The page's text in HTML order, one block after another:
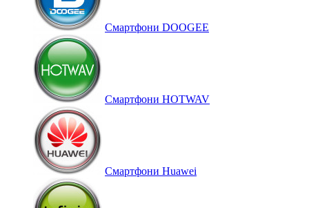
Смартфони DOOGEE
Смартфони HOTWAV
Смартфони Huawei